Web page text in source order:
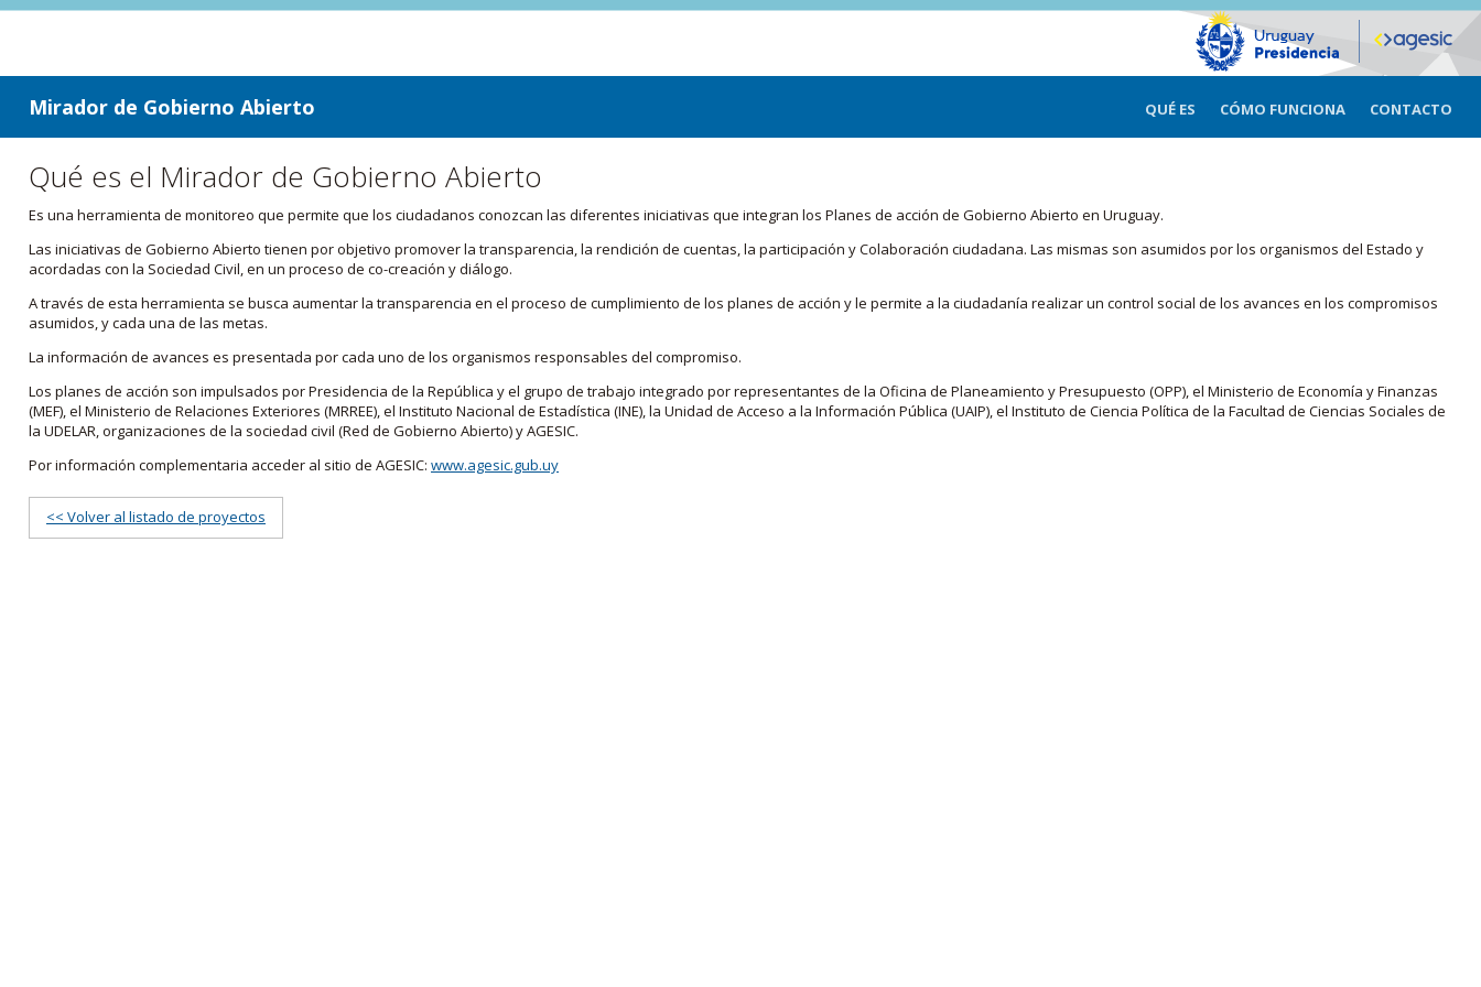
ir a contenido
ir al menú
Mirador de Gobierno Abierto QUÉ ES CÓMO FUNCIONA CONTACTO
Qué es el Mirador de Gobierno Abierto
Es una herramienta de monitoreo que permite que los ciudadanos conozcan las diferentes iniciativas que integran los Planes de acción de Gobierno Abierto en Uruguay.
Las iniciativas de Gobierno Abierto tienen por objetivo promover la transparencia, la rendición de cuentas, la participación y Colaboración ciudadana. Las mismas son asumidos por los organismos del Estado y
acordadas con la Sociedad Civil, en un proceso de co-creación y diálogo.
A través de esta herramienta se busca aumentar la transparencia en el proceso de cumplimiento de los planes de acción y le permite a la ciudadanía realizar un control social de los avances en los compromisos
asumidos, y cada una de las metas.
La información de avances es presentada por cada uno de los organismos responsables del compromiso.
Los planes de acción son impulsados por Presidencia de la República y el grupo de trabajo integrado por representantes de la Oficina de Planeamiento y Presupuesto (OPP), el Ministerio de Economía y Finanzas
(MEF), el Ministerio de Relaciones Exteriores (MRREE), el Instituto Nacional de Estadística (INE), la Unidad de Acceso a la Información Pública (UAIP), el Instituto de Ciencia Política de la Facultad de Ciencias Sociales de
la UDELAR, organizaciones de la sociedad civil (Red de Gobierno Abierto) y AGESIC.
Por información complementaria acceder al sitio de AGESIC: www.agesic.gub.uy
<< Volver al listado de proyectos